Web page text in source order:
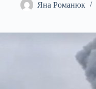
Яна Романюк